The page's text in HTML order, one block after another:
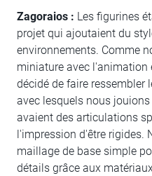
Zagoraios : Les figurines
projet qui ajoutaient du
environnements. Comme
miniature avec
décidé de faire ressembler
avec lesquels nous
avaient des articulations
l'impression d'être rigides.
maillage de base simple
détails grâce aux